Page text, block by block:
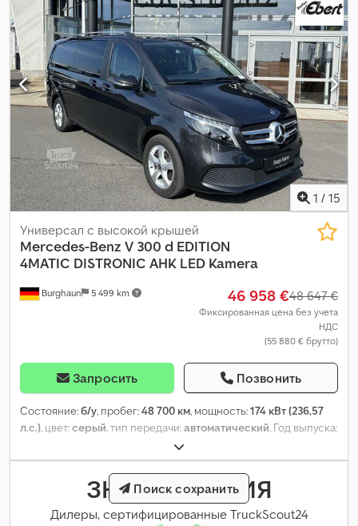
1 / 15
Burghaun 5 499 km
Универсал с высокой крышей
Mercedes-Benz V 300 d EDITION
4MATIC DISTRONIC AHK LED Kamera
46 958 €48 647 €
Фиксированная цена без учета
НДС
(55 880 € брутто)
Запросить Позвонить
Состояние:б/у, пробег:48 700 км, мощность:174 кВт (236,57
л.с.), цвет:серый, тип передачи:автоматический, Год выпуска:
ABS, гидроусилитель руля, подогрев
сиденья, подушка безопасности, центральный замок,
ЗНАК ДОВЕРИЯ
Дилеры, сертифицированные TruckScout24
Поиск сохранить